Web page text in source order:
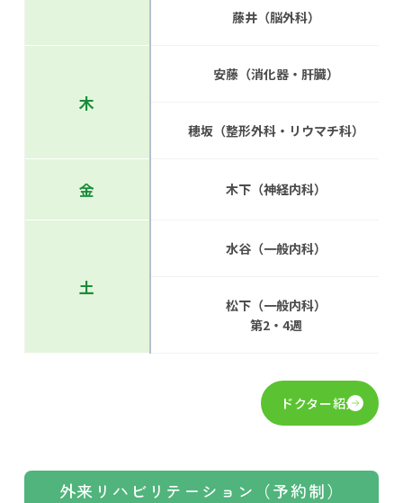
藤井（脳外科）
木
安藤（消化器・肝臓）
穂坂（整形外科・リウマチ科）
金 木下（神経内科）
土
水谷（一般内科）
松下（一般内科）
第2・4週
ドクター紹介
外来リハビリテーション（予約制）